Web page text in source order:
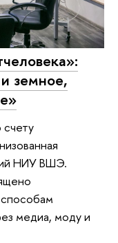
земное,
НИУ ВШЭ.
медиа, моду и